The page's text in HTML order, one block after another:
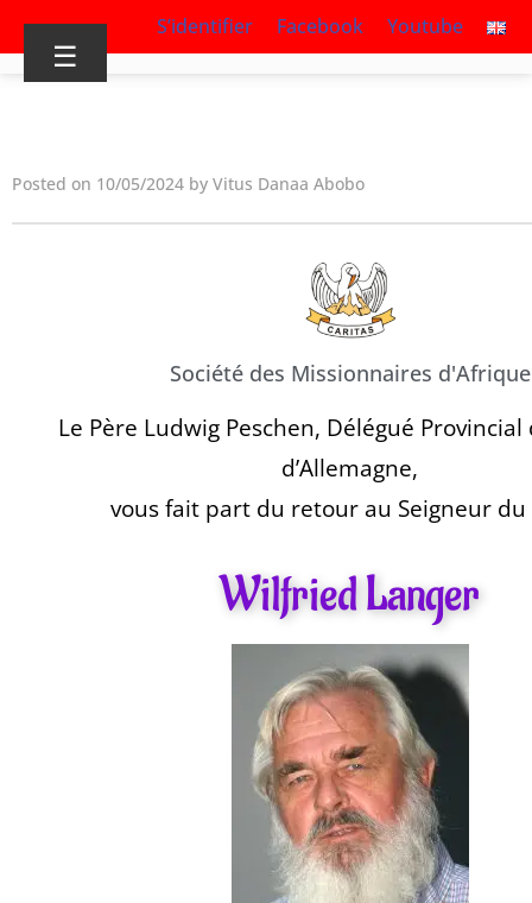
S’identifier Facebook Youtube
☰
Posted on 10/05/2024 by Vitus Danaa Abobo
Société des Missionnaires d'Afrique
Le Père Ludwig Peschen, Délégué
d’Allemagne,
vous fait part du retour au Seigneur du
Wilfried Langer